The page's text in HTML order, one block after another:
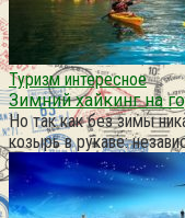
Туризм интересное
Зимний хайкинг на
Но так как без зимы
козырь в рукаве: